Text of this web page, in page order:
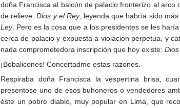
doña Francisca al balcón de palacio fronterizo al
de relieve:Dios y el Rey, leyenda que habría sido
Ley. Pero es la cosa que a los presidentes se les
cerca de palacio y expuesta a violación perpetua, y
nada comprometedora inscripción que hoy existe:
¡Bobalicones! Concertadme estas razones.
Respiraba doña Francisca la vespertina brisa,
presentose uno de esos buhoneros o vendedores
éste un pobre diablo, muy popular en Lima, que